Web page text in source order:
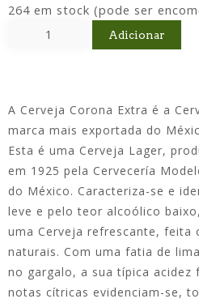
264 em stock (pode ser
Adicionar
A Cerveja Corona Extra é a
marca mais exportada do
Esta é uma Cerveja Lager,
em 1925 pela Cervecería
do México. Caracteriza-se e
leve e pelo teor alcoólico
uma Cerveja refrescante, feita
naturais. Com uma fatia de
no gargalo, a sua típica acidez
notas cítricas evidenciam-se,